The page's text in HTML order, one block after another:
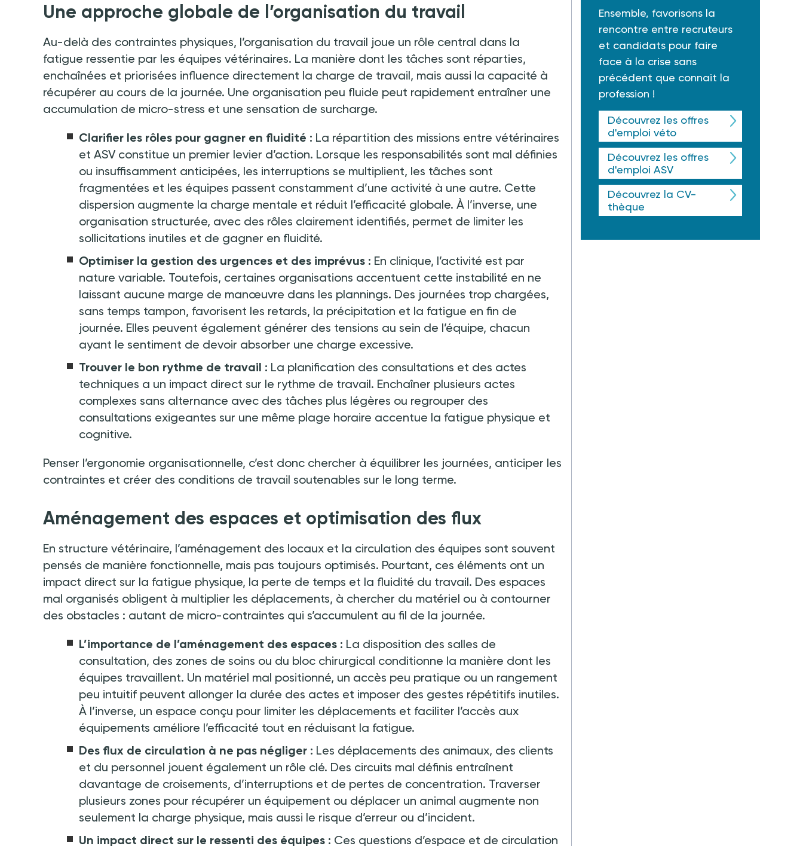
Une approche globale de l’organisation du travail
Au-delà des contraintes physiques, l’organisation du travail joue un rôle central dans la
fatigue ressentie par les équipes vétérinaires. La manière dont les tâches sont réparties,
enchaînées et priorisées influence directement la charge de travail, mais aussi la capacité à
récupérer au cours de la journée. Une organisation peu fluide peut rapidement entraîner une
accumulation de micro-stress et une sensation de surcharge.
Clarifier les rôles pour gagner en fluidité : La répartition des missions entre vétérinaires
et ASV constitue un premier levier d’action. Lorsque les responsabilités sont mal définies
ou insuffisamment anticipées, les interruptions se multiplient, les tâches sont
fragmentées et les équipes passent constamment d’une activité à une autre. Cette
dispersion augmente la charge mentale et réduit l’efficacité globale. À l’inverse, une
organisation structurée, avec des rôles clairement identifiés, permet de limiter les
sollicitations inutiles et de gagner en fluidité.
Optimiser la gestion des urgences et des imprévus : En clinique, l’activité est par
nature variable. Toutefois, certaines organisations accentuent cette instabilité en ne
laissant aucune marge de manœuvre dans les plannings. Des journées trop chargées,
sans temps tampon, favorisent les retards, la précipitation et la fatigue en fin de
journée. Elles peuvent également générer des tensions au sein de l’équipe, chacun
ayant le sentiment de devoir absorber une charge excessive.
Trouver le bon rythme de travail : La planification des consultations et des actes
techniques a un impact direct sur le rythme de travail. Enchaîner plusieurs actes
complexes sans alternance avec des tâches plus légères ou regrouper des
consultations exigeantes sur une même plage horaire accentue la fatigue physique et
cognitive.
Penser l’ergonomie organisationnelle, c’est donc chercher à équilibrer les journées, anticiper les
contraintes et créer des conditions de travail soutenables sur le long terme.
Aménagement des espaces et optimisation des flux
En structure vétérinaire, l’aménagement des locaux et la circulation des équipes sont souvent
pensés de manière fonctionnelle, mais pas toujours optimisés. Pourtant, ces éléments ont un
impact direct sur la fatigue physique, la perte de temps et la fluidité du travail. Des espaces
mal organisés obligent à multiplier les déplacements, à chercher du matériel ou à contourner
des obstacles : autant de micro-contraintes qui s’accumulent au fil de la journée.
L’importance de l’aménagement des espaces : La disposition des salles de
consultation, des zones de soins ou du bloc chirurgical conditionne la manière dont les
équipes travaillent. Un matériel mal positionné, un accès peu pratique ou un rangement
peu intuitif peuvent allonger la durée des actes et imposer des gestes répétitifs inutiles.
À l’inverse, un espace conçu pour limiter les déplacements et faciliter l’accès aux
équipements améliore l’efficacité tout en réduisant la fatigue.
Des flux de circulation à ne pas négliger : Les déplacements des animaux, des clients
et du personnel jouent également un rôle clé. Des circuits mal définis entraînent
davantage de croisements, d’interruptions et de pertes de concentration. Traverser
plusieurs zones pour récupérer un équipement ou déplacer un animal augmente non
seulement la charge physique, mais aussi le risque d’erreur ou d’incident.
Un impact direct sur le ressenti des équipes : Ces questions d’espace et de circulation
Ensemble, favorisons la
rencontre entre recruteurs
et candidats pour faire
face à la crise sans
précédent que connait la
profession !
Découvrez les offres
d'emploi véto
Découvrez les offres
d'emploi ASV
Découvrez la CV-
thèque